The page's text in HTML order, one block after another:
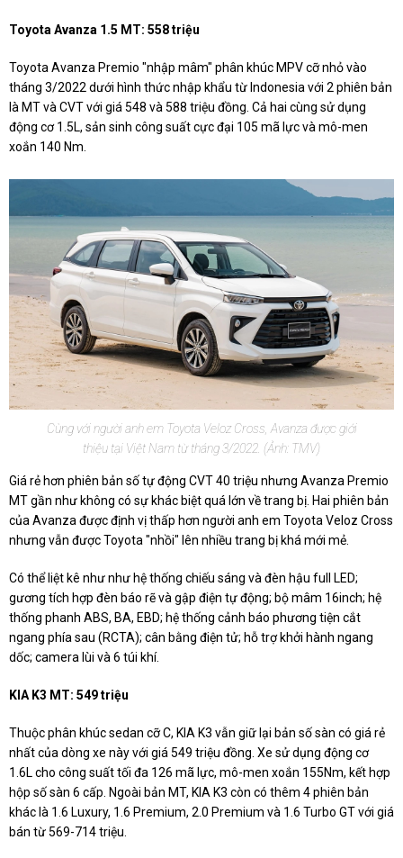
Toyota Avanza 1.5 MT: 558 triệu
Toyota Avanza Premio "nhập mâm" phân khúc MPV cỡ nhỏ vào
tháng 3/2022 dưới hình thức nhập khẩu từ Indonesia với 2 phiên bản
là MT và CVT với giá 548 và 588 triệu đồng. Cả hai cùng sử dụng
động cơ 1.5L, sản sinh công suất cực đại 105 mã lực và mô-men
xoắn 140 Nm.
Cùng với người anh em Toyota Veloz Cross, Avanza được giới
thiệu tại Việt Nam từ tháng 3/2022. (Ảnh: TMV)
Giá rẻ hơn phiên bản số tự động CVT 40 triệu nhưng Avanza Premio
MT gần như không có sự khác biệt quá lớn về trang bị. Hai phiên bản
của Avanza được định vị thấp hơn người anh em Toyota Veloz Cross
nhưng vẫn được Toyota "nhồi" lên nhiều trang bị khá mới mẻ.
Có thể liệt kê như như hệ thống chiếu sáng và đèn hậu full LED;
gương tích hợp đèn báo rẽ và gập điện tự động; bộ mâm 16inch; hệ
thống phanh ABS, BA, EBD; hệ thống cảnh báo phương tiện cắt
ngang phía sau (RCTA); cân bằng điện tử; hỗ trợ khởi hành ngang
dốc; camera lùi và 6 túi khí.
KIA K3 MT: 549 triệu
Thuộc phân khúc sedan cỡ C, KIA K3 vẫn giữ lại bản số sàn có giá rẻ
nhất của dòng xe này với giá 549 triệu đồng. Xe sử dụng động cơ
1.6L cho công suất tối đa 126 mã lực, mô-men xoắn 155Nm, kết hợp
hộp số sàn 6 cấp. Ngoài bản MT, KIA K3 còn có thêm 4 phiên bản
khác là 1.6 Luxury, 1.6 Premium, 2.0 Premium và 1.6 Turbo GT với giá
bán từ 569-714 triệu.